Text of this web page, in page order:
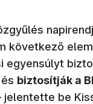
következő
egyensúlyt
biztosítják a
jelentette be